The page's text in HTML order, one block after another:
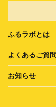
ふるラボとは
よくあるご質問
お知らせ